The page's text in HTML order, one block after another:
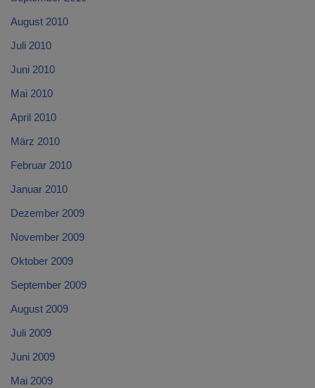
August 2010
Juli 2010
Juni 2010
Mai 2010
April 2010
März 2010
Februar 2010
Januar 2010
Dezember 2009
November 2009
Oktober 2009
September 2009
August 2009
Juli 2009
Juni 2009
Mai 2009